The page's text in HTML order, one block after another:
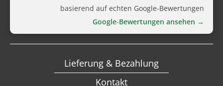
basierend auf echten Google‑Bewertungen
Google‑Bewertungen ansehen →
Lieferung & Bezahlung
Kontakt